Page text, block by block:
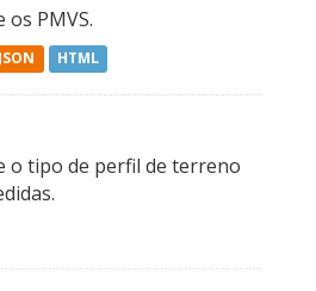
PMVS.
JSON HTML
o tipo de perfil de terreno